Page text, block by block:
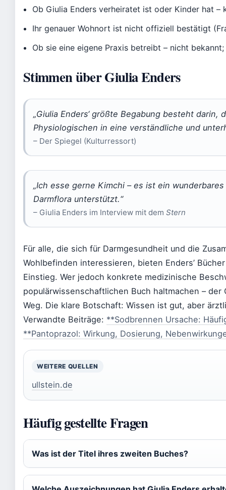
Ob Giulia Enders verheiratet ist oder Kinder hat –
Ihr genauer Wohnort ist nicht offiziell bestätigt
Ob sie eine eigene Praxis betreibt – nicht
Stimmen über Giulia Enders
„Giulia Enders‘ größte Begabung besteht darin,
Physiologischen in eine verständliche und
– Der Spiegel (Kulturressort)
„Ich esse gerne Kimchi – es ist ein
Darmflora unterstützt.“
– Giulia Enders im Interview mit dem Stern
Für alle, die sich für Darmgesundheit und die
Wohlbefinden interessieren, bieten Enders’
Einstieg. Wer jedoch konkrete medizinische
populärwissenschaftlichen Buch haltmachen –
Weg. Die klare Botschaft: Wissen ist gut, aber
Verwandte Beiträge: **Sodbrennen Ursache:
**Pantoprazol: Wirkung, Dosierung,
WEITERE QUELLEN
ullstein.de
Häufig gestellte Fragen
Was ist der Titel ihres zweiten Buches?